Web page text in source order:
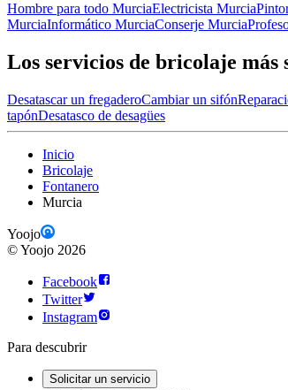
Hombre para todo MurciaElectricista Murcia
MurciaInformático MurciaConserje Murcia
Los servicios de bricolaje más
Desatascar un fregaderoCambiar un sifón
tapónDesatasco de desagües
Inicio
Bricolaje
Fontanero
Murcia
Yoojo
©Yoojo 2026
Facebook
Twitter
Instagram
Para descubrir
Solicitar un servicio